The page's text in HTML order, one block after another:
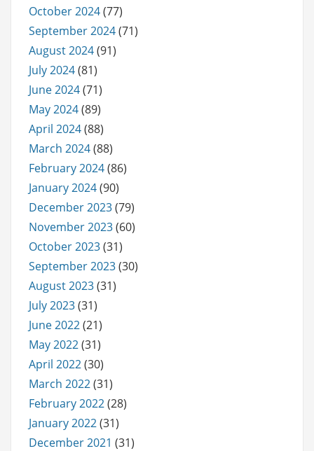
October 2024(77)
September 2024(71)
August 2024(91)
July 2024(81)
June 2024(71)
May 2024(89)
April 2024(88)
March 2024(88)
February 2024(86)
January 2024(90)
December 2023(79)
November 2023(60)
October 2023(31)
September 2023(30)
August 2023(31)
July 2023(31)
June 2022(21)
May 2022(31)
April 2022(30)
March 2022(31)
February 2022(28)
January 2022(31)
December 2021 (31)